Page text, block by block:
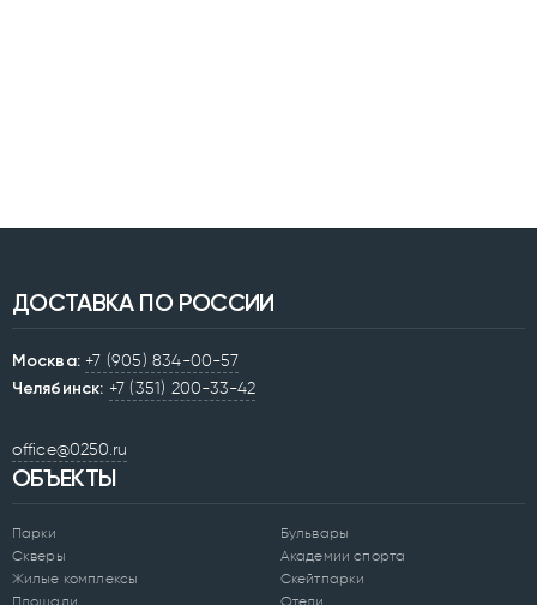
ДОСТАВКА ПО РОССИИ
Москва: +7 (905) 834-00-57
Челябинск: +7 (351) 200-33-42
office@0250.ru
ОБЪЕКТЫ
Парки
Скверы
Жилые комплексы
Площади
Бульвары
Академии спорта
Скейтпарки
Отели